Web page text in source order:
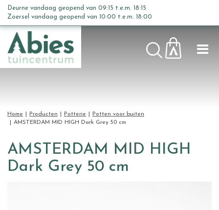
n
Home Producten Potterie
Potten voor buiten
AMSTERDAM MID HIGH Dark Grey 50 cm
Deurne vandaag geopend van 09:15 t.e.m. 18:15
Zoersel vandaag geopend van 10:00 t.e.m. 18:00
AMSTERDAM MID HIGH
Dark Grey 50 cm